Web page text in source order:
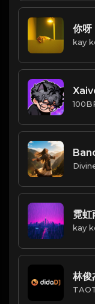
你呀
kay
霓虹
kay